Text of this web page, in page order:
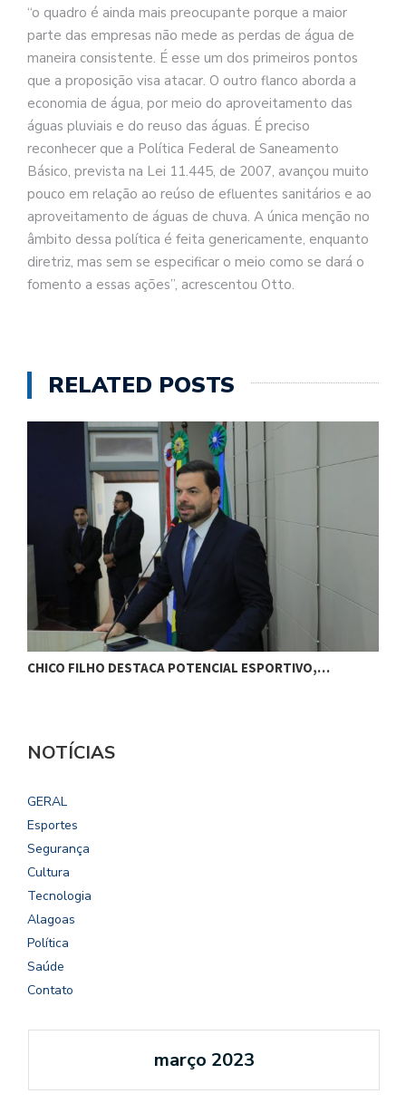
“o quadro é ainda mais preocupante porque a maior
parte das empresas não mede as perdas de água de
maneira consistente. É esse um dos primeiros pontos
que a proposição visa atacar. O outro flanco aborda a
economia de água, por meio do aproveitamento das
águas pluviais e do reuso das águas. É preciso
reconhecer que a Política Federal de Saneamento
Básico, prevista na Lei 11.445, de 2007, avançou muito
pouco em relação ao reúso de efluentes sanitários e ao
aproveitamento de águas de chuva. A única menção no
âmbito dessa política é feita genericamente, enquanto
diretriz, mas sem se especificar o meio como se dará o
fomento a essas ações”, acrescentou Otto.
RELATED POSTS
CHICO FILHO DESTACA POTENCIAL ESPORTIVO,…
NOTÍCIAS
GERAL
Esportes
Segurança
Cultura
Tecnologia
Alagoas
Política
Saúde
Contato
março 2023